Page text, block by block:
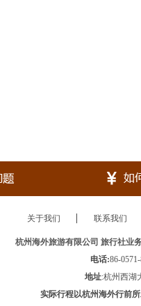
关于我们 联系我们
杭州海外旅游有限公司 旅行社业
电话:86-
地址:杭州西湖
实际行程以杭州海外行前